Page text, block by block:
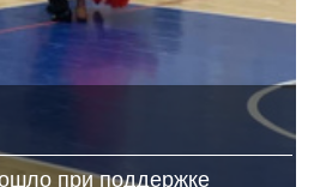
при поддержке